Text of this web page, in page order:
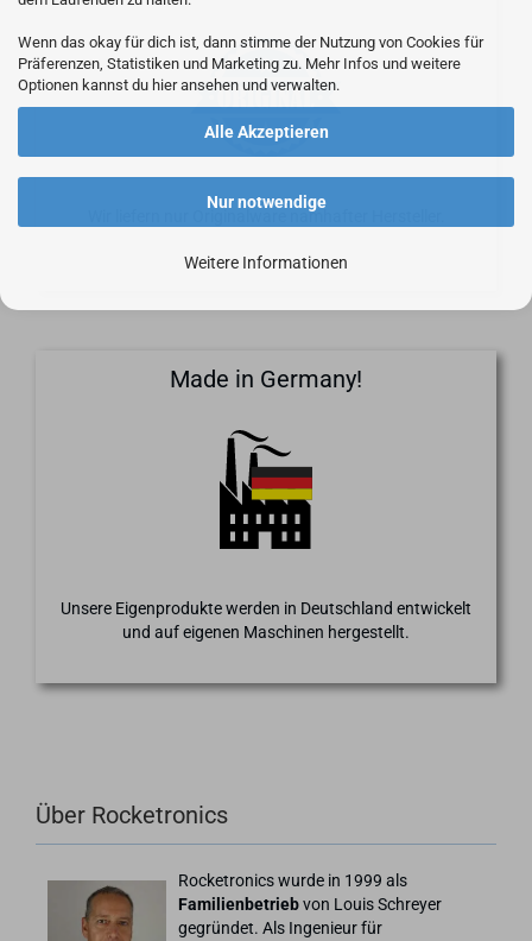
Wenn das okay für dich ist, dann stimme der Nutzung von Cookies für
Präferenzen, Statistiken und Marketing zu. Mehr Infos und weitere
Optionen kannst du hier ansehen und verwalten.
Alle Akzeptieren
Nur notwendige
Weitere Informationen
Wir liefern nur Originalware namhafter Hersteller.
Made in Germany!
Unsere Eigenprodukte werden in Deutschland entwickelt
und auf eigenen Maschinen hergestellt.
Über Rocketronics
Rocketronics wurde in 1999 als
Familienbetriebvon Louis Schreyer
gegründet. Als Ingenieur für